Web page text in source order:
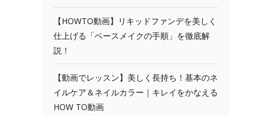
【HOWTO動画】リキッドファンデを美しく
仕上げる「ベースメイクの手順」を徹底解
説！
【動画でレッスン】美しく長持ち！基本のネ
イルケア＆ネイルカラー｜キレイをかなえる
HOW TO動画